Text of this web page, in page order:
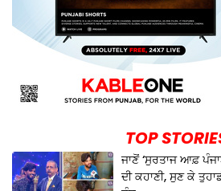
TOP
ਜਾਣੋਂ ‘ਸੁਰਤਾਜ ਆਫ਼
ਦੀ ਕਹਾਣੀ, ਸੁਣ ਕੇ